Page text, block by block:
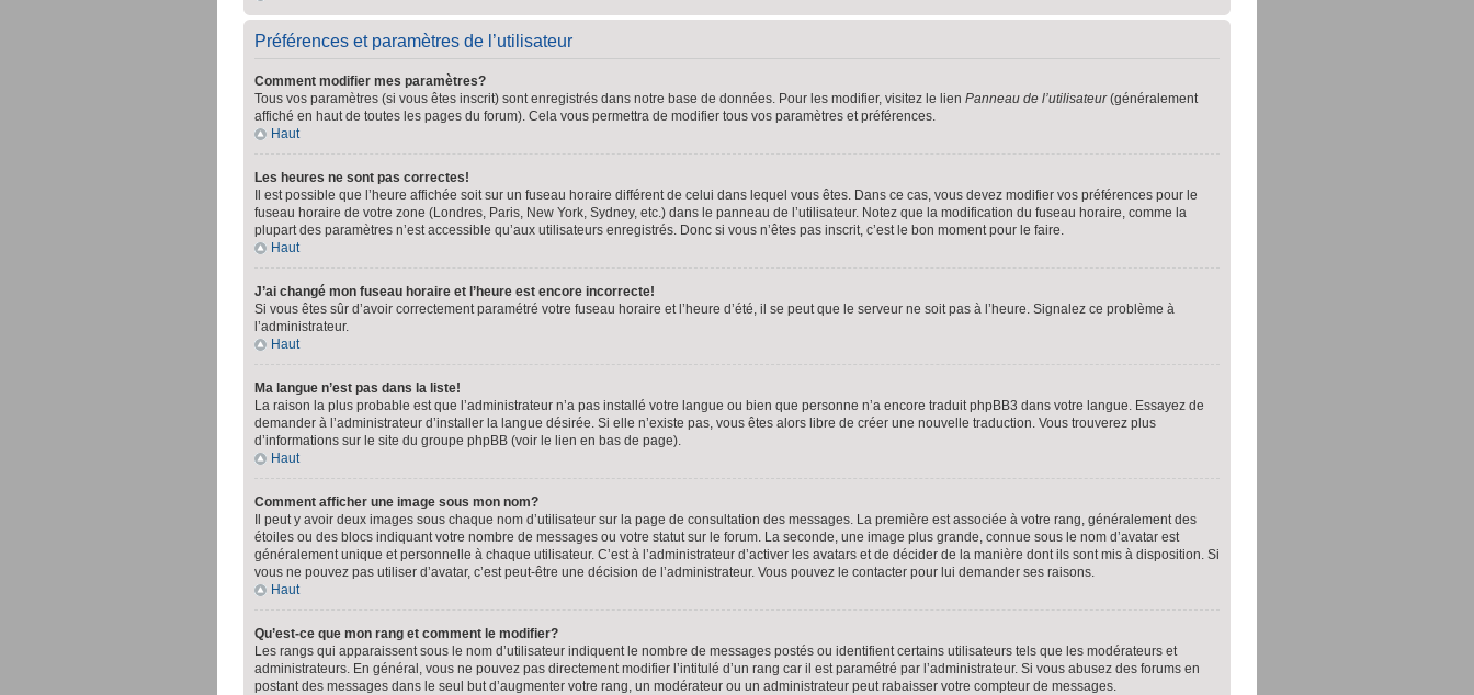
Préférences et paramètres de l’utilisateur
Comment modifier mes paramètres?
Tous vos paramètres (si vous êtes inscrit) sont enregistrés dans notre base de données. Pour les modifier, visitez le lien Panneau de l’utilisateur(généralement
affiché en haut de toutes les pages du forum). Cela vous permettra de modifier tous vos paramètres et préférences.
Haut
Les heures ne sont pas correctes!
Il est possible que l’heure affichée soit sur un fuseau horaire différent de celui dans lequel vous êtes. Dans ce cas, vous devez modifier vos préférences pour le
fuseau horaire de votre zone (Londres, Paris, New York, Sydney, etc.) dans le panneau de l’utilisateur. Notez que la modification du fuseau horaire, comme la
plupart des paramètres n’est accessible qu’aux utilisateurs enregistrés. Donc si vous n’êtes pas inscrit, c’est le bon moment pour le faire.
Haut
J’ai changé mon fuseau horaire et l’heure est encore incorrecte!
Si vous êtes sûr d’avoir correctement paramétré votre fuseau horaire et l’heure d’été, il se peut que le serveur ne soit pas à l’heure. Signalez ce problème à
l’administrateur.
Haut
Ma langue n’est pas dans la liste!
La raison la plus probable est que l’administrateur n’a pas installé votre langue ou bien que personne n’a encore traduit phpBB3 dans votre langue. Essayez de
demander à l’administrateur d’installer la langue désirée. Si elle n’existe pas, vous êtes alors libre de créer une nouvelle traduction. Vous trouverez plus
d’informations sur le site du groupe phpBB (voir le lien en bas de page).
Haut
Comment afficher une image sous mon nom?
Il peut y avoir deux images sous chaque nom d’utilisateur sur la page de consultation des messages. La première est associée à votre rang, généralement des
étoiles ou des blocs indiquant votre nombre de messages ou votre statut sur le forum. La seconde, une image plus grande, connue sous le nom d’avatar est
généralement unique et personnelle à chaque utilisateur. C’est à l’administrateur d’activer les avatars et de décider de la manière dont ils sont mis à disposition. Si
vous ne pouvez pas utiliser d’avatar, c’est peut-être une décision de l’administrateur. Vous pouvez le contacter pour lui demander ses raisons.
Haut
Qu’est-ce que mon rang et comment le modifier?
Les rangs qui apparaissent sous le nom d’utilisateur indiquent le nombre de messages postés ou identifient certains utilisateurs tels que les modérateurs et
administrateurs. En général, vous ne pouvez pas directement modifier l’intitulé d’un rang car il est paramétré par l’administrateur. Si vous abusez des forums en
postant des messages dans le seul but d’augmenter votre rang, un modérateur ou un administrateur peut rabaisser votre compteur de messages.